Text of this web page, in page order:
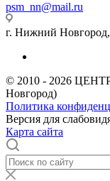
psm_nn@mail.ru
г. Нижний Новгород,
© 2010 - 2026
Новгород)
Политика
Версия для
Карта сайта